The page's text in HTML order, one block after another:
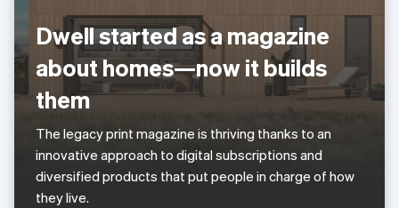
Dwell started as a magazine
about homes—now it builds
them
The legacy print magazine is thriving thanks to an
innovative approach to digital subscriptions and
diversified products that put people in charge of how
they live.
โรมาเนีย
English
ลักเซมเบิร์ก
FrançaisDeutschEnglish
ลัตเวีย
English
DeutschEnglish
ลิทัวเนีย
English
สเปน